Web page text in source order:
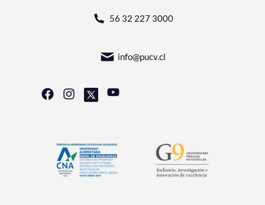
56 32 227 3000
info@pucv.cl